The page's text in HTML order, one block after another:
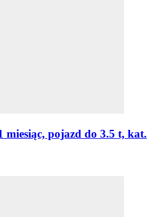
miesiąc, pojazd do 3.5 t, kat.